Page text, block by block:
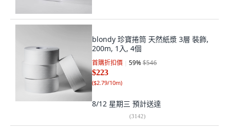
blondy 珍寶捲筒 天然紙漿 3層 裝飾,
200m, 1入, 4個
首購折扣價 59%$546
$223
($2.79/10m)
8/12 星期三 預計送達
(3142)